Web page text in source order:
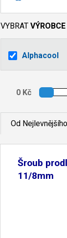
VYBRAT VÝROBCE
Alphacool
Od Nejlevnějšího
Šroub
11/8mm